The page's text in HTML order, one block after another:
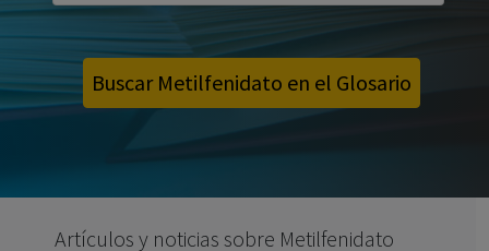
Buscar Metilfenidato en el Glosario
Artículos y noticias sobre Metilfenidato